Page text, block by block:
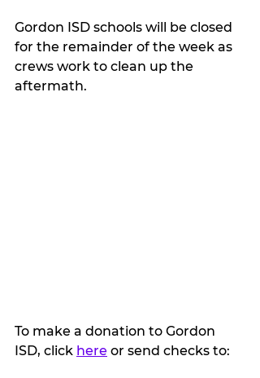
Gordon ISD schools will be closed
for the remainder of the week as
crews work to clean up the
aftermath.
To make a donation to Gordon
ISD, click here or send checks to: